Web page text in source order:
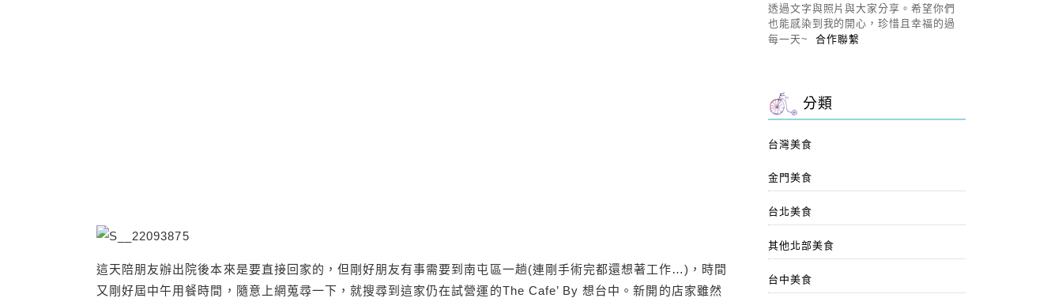
這天陪朋友辦出院後本來是要直接回家的，但剛好朋友有事需要到南屯區一趟(連剛手術完都還想著工作…)，時間
又剛好屆中午用餐時間，隨意上網蒐尋一下，就搜尋到這家仍在試營運的The Cafe’ By 想台中。新開的店家雖然
透過文字與照片與大家分享。希望你們
也能感染到我的開心，珍惜且幸福的過
每一天~合作聯繫
分類
台灣美食
金門美食
台北美食
其他北部美食
台中美食